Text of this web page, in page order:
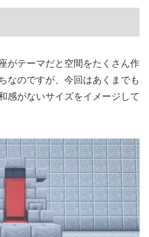
がテーマだと空間をたくさん作
なのですが、今回はあくまでも
感がないサイズをイメージして